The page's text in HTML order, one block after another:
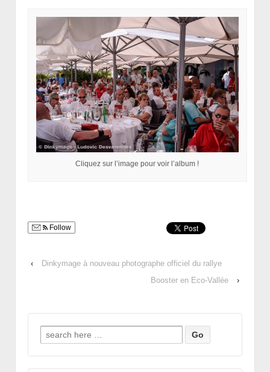
Cliquez sur l’image pour voir l’album !
Follow
‹
Dinkymage à nouveau photographe officiel du rallye
Booster en Eco-Vallée
›
Search for: